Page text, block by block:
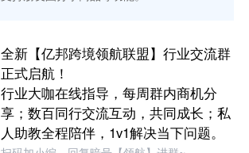
全新【亿邦跨境领航联盟】行业交流群
正式启航！
行业大咖在线指导，每周群内商机分
享；数百同行交流互动，共同成长；私
人助教全程陪伴，1v1解决当下问题。